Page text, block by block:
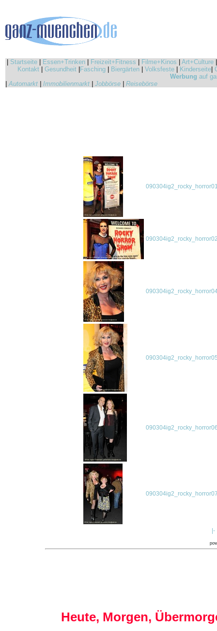
Startseite Essen+Trinken Freizeit+Fitness Filme+Kinos Art+Culture
Kontakt
Gesundheit Fasching Biergärten Volksfeste Kinderseite
Werbung auf
|Automarkt Immobilienmarkt Jobbörse Reisebörse
Heute, Morgen,